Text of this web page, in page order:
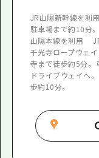
JR山陽新幹線を利
駐車場まで約10分
山陽本線を利用
千光寺ロープウェ
寺まで徒歩約5分。
ドライブウェイへ
歩約10分。